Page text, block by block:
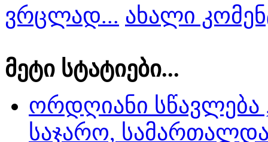
ვრცლად... ახალი
მეტი სტატიები...
ორდღიანი
საჯარო,